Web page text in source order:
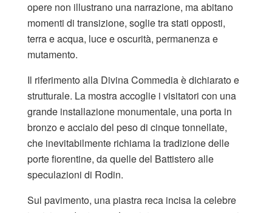
opere non illustrano una narrazione, ma abitano
momenti di transizione, soglie tra stati opposti,
terra e acqua, luce e oscurità, permanenza e
mutamento.
Il riferimento alla Divina Commedia è dichiarato e
strutturale. La mostra accoglie i visitatori con una
grande installazione monumentale, una porta in
bronzo e acciaio del peso di cinque tonnellate,
che inevitabilmente richiama la tradizione delle
porte fiorentine, da quelle del Battistero alle
speculazioni di Rodin.
Sul pavimento, una piastra reca incisa la celebre